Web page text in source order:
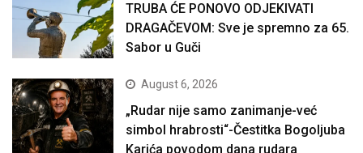
TRUBA ĆE PONOVO ODJEKIVATI
DRAGAČEVOM: Sve je spremno za 65.
Sabor u Guči
August 6, 2026
„Rudar nije samo zanimanje-već
simbol hrabrosti“-Čestitka Bogoljuba
Karića povodom dana rudara